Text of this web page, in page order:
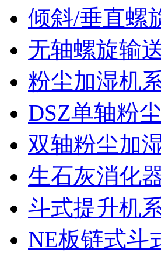
倾斜/垂直螺
无轴螺旋输
粉尘加湿机
DSZ单轴粉
双轴粉尘加
生石灰消化
斗式提升机
NE板链式斗